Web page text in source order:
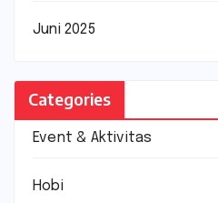
Juni 2025
Categories
Event & Aktivitas
Hobi